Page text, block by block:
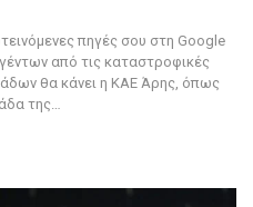
πηγές σου στη Google
από τις καταστροφικές
θα κάνει η ΚΑΕ Άρης, όπως
της…